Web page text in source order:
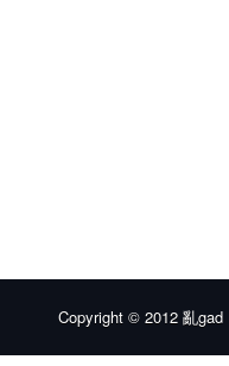
Copyright © 2012 亂gad